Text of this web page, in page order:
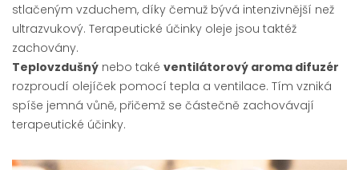
stlačeným vzduchem, díky čemuž bývá intenzivnější než
ultrazvukový. Terapeutické účinky oleje jsou taktéž
zachovány.
Teplovzdušný nebo také ventilátorový aroma difuzér
rozproudí olejíček pomocí tepla a ventilace. Tím vzniká
spíše jemná vůně, přičemž se částečně zachovávají
terapeutické účinky.